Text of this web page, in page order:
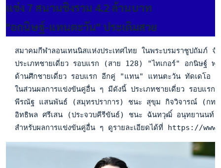
แข่ง 7 สนามชิงรวม 4.2 ล้านบาท
"อกนิษฐ์-แทนตะวัน" ประเดิมสวย
สมาคมกีฬาลอนเทนนิสแห่งประเทศไทย ในพระบรมราชูปถัมภ์
ประเภทชายเดี่ยว รอบแรก (สาย 128) "ไทเกอร์" อกนิษฐ์
ด้านศึกชายเดี่ยว รอบแรก อีกคู่ "แทน" แทนตะวัน ทัดเดโอ
ในส่วนผลการแข่งขันคู่อื่น ๆ มีดังนี้ ประเภทชายเดี่ยว รอบแ
พีรณัฐ แสนพันธ์ (สมุทรปราการ) ชนะ สุขุม กิจวิจารณ์ (กท
อิทธิพล ศรีเสน (ประจวบคีรีขันธ์) ชนะ ฉันทวุฒิ์ อนุทยานนท์
สำหรับผลการแข่งขันคู่อื่น ๆ ดูรายละเอียดได้ที่ https://